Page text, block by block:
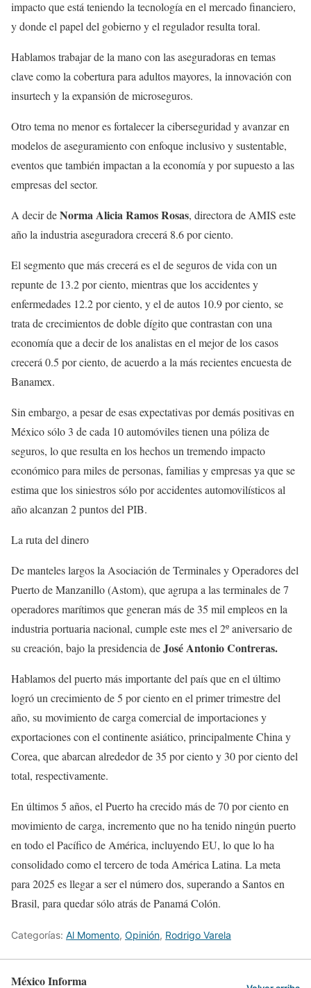
impacto que está teniendo la tecnología en el mercado financiero,
y donde el papel del gobierno y el regulador resulta toral.
Hablamos trabajar de la mano con las aseguradoras en temas
clave como la cobertura para adultos mayores, la innovación con
insurtech y la expansión de microseguros.
Otro tema no menor es fortalecer la ciberseguridad y avanzar en
modelos de aseguramiento con enfoque inclusivo y sustentable,
eventos que también impactan a la economía y por supuesto a las
empresas del sector.
A decir deNorma Alicia Ramos Rosas, directora de AMIS este
año la industria aseguradora crecerá 8.6 por ciento.
El segmento que más crecerá es el de seguros de vida con un
repunte de 13.2 por ciento, mientras que los accidentes y
enfermedades 12.2 por ciento, y el de autos 10.9 por ciento, se
trata de crecimientos de doble dígito que contrastan con una
economía que a decir de los analistas en el mejor de los casos
crecerá 0.5 por ciento, de acuerdo a la más recientes encuesta de
Banamex.
Sin embargo, a pesar de esas expectativas por demás positivas en
México sólo 3 de cada 10 automóviles tienen una póliza de
seguros, lo que resulta en los hechos un tremendo impacto
económico para miles de personas, familias y empresas ya que se
estima que los siniestros sólo por accidentes automovilísticos al
año alcanzan 2 puntos del PIB.
La ruta del dinero
De manteles largos la Asociación de Terminales y Operadores del
Puerto de Manzanillo (Astom), que agrupa a las terminales de 7
operadores marítimos que generan más de 35 mil empleos en la
industria portuaria nacional, cumple este mes el 2º aniversario de
su creación, bajo la presidencia deJosé AntonioContreras.
Hablamos del puerto más importante del país que en el último
logró un crecimiento de 5 por ciento en el primer trimestre del
año, su movimiento de carga comercial de importaciones y
exportaciones con el continente asiático, principalmente China y
Corea, que abarcan alrededor de 35 por ciento y 30 por ciento del
total, respectivamente.
En últimos 5 años, el Puerto ha crecido más de 70 por ciento en
movimiento de carga, incremento que no ha tenido ningún puerto
en todo el Pacífico de América, incluyendo EU, lo que lo ha
consolidado como el tercero de toda América Latina. La meta
para 2025 es llegar a ser el número dos, superando a Santos en
Brasil, para quedar sólo atrás de Panamá Colón.
Categorías: Al Momento, Opinión, Rodrigo Varela
México Informa